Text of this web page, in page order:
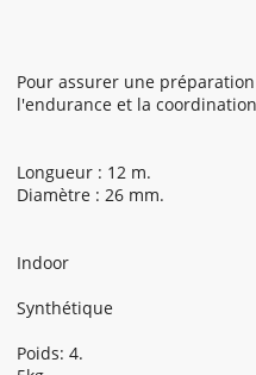
Pour assurer une
l'endurance et la
Longueur : 12 m.
Diamètre : 26 mm.
Indoor
Synthétique
Poids: 4.